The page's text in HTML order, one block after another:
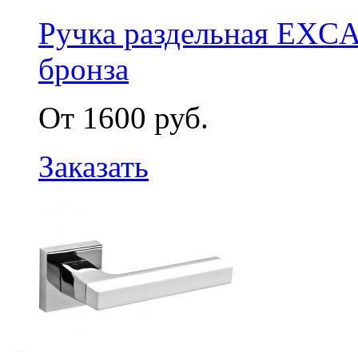
Ручка раздельная
бронза
От 1600 руб.
Заказать